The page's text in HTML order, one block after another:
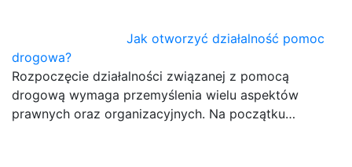
Jak otworzyć działalność pomoc
drogowa?
Rozpoczęcie działalności związanej z pomocą
drogową wymaga przemyślenia wielu aspektów
prawnych oraz organizacyjnych. Na początku…